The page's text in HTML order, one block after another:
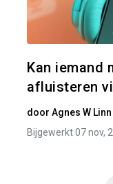
Kan iemand
afluisteren
door Agnes W Linn
Bijgewerkt 07 nov,